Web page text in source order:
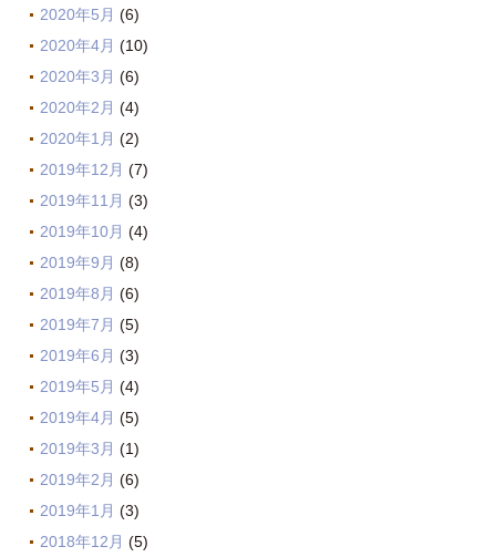
2020年5月 (6)
2020年4月 (10)
2020年3月 (6)
2020年2月 (4)
2020年1月 (2)
2019年12月 (7)
2019年11月 (3)
2019年10月 (4)
2019年9月 (8)
2019年8月 (6)
2019年7月 (5)
2019年6月 (3)
2019年5月 (4)
2019年4月 (5)
2019年3月 (1)
2019年2月 (6)
2019年1月 (3)
2018年12月 (5)